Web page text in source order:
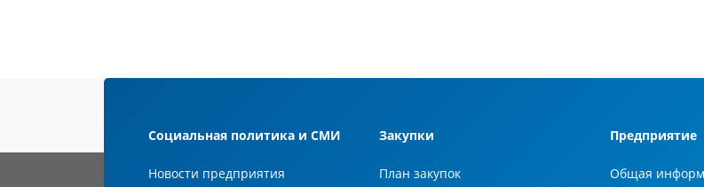
Социальная политика и СМИ
Новости предприятия
Закупки
План закупок
Предприятие
Общая